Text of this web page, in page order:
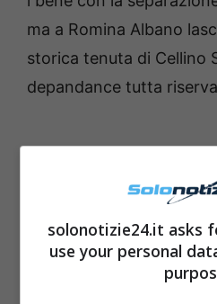
ma a Romina Albano
storica tenuta di Cellino
depandance tutta
solonotizie24.it asks
use your personal